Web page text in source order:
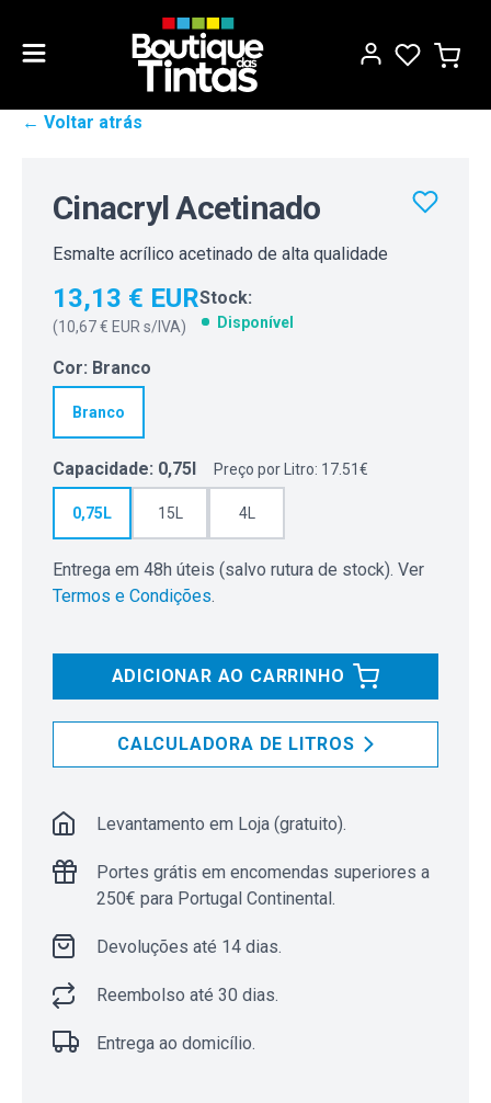
← Voltar atrás
Cinacryl Acetinado
Esmalte acrílico acetinado de alta qualidade
13,13 € EUR
(10,67 € EUR s/IVA)
Stock:
Disponível
Cor: Branco
Branco
Capacidade: 0,75l Preço por Litro: 17.51€
0,75L 15L 4L
Entrega em 48h úteis (salvo rutura de stock). Ver
Termos e Condições.
ADICIONAR AO CARRINHO
CALCULADORA DE LITROS
Levantamento em Loja (gratuito).
Portes grátis em encomendas superiores a
250€ para Portugal Continental.
Devoluções até 14 dias.
Reembolso até 30 dias.
Entrega ao domicílio.